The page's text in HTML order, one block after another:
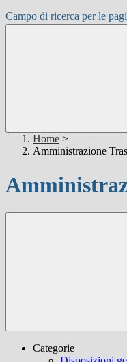
Campo di ricerca per le
Home >
Amministrazione
Categorie